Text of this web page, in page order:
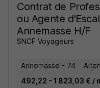
Contrat de
ou Agente
Annemasse H/F
SNCF Voyageurs
Annemasse - 74
492,22 - 1 823,03 € /